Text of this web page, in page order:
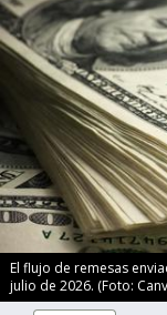
El flujo de remesas
julio de 2026. (Foto: